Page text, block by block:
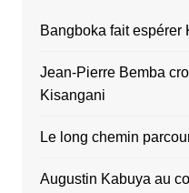
Bangboka fait espérer
Jean-Pierre Bemba
Kisangani
Le long chemin
Augustin Kabuya au